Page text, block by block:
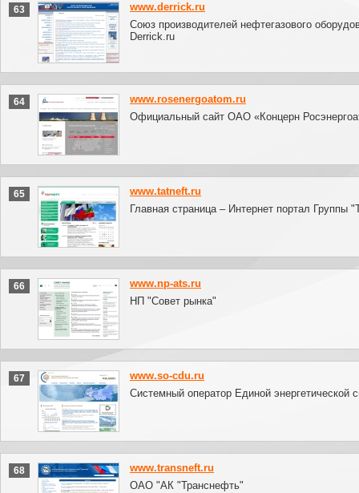
63
www.derrick.ru
Союз производителей нефтегазового
Derrick.ru
64
www.rosenergoatom.ru
Официальный сайт ОАО «Концерн
65
www.tatneft.ru
Главная страница – Интернет портал Группы
66
www.np-ats.ru
НП "Совет рынка"
67
www.so-cdu.ru
Системный оператор Единой энергетической
68
www.transneft.ru
ОАО "АК "Транснефть"